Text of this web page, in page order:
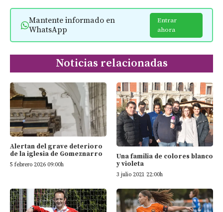
Mantente informado en
WhatsApp
Entrar
ahora
Noticias relacionadas
Alertan del grave deterioro
de la iglesia de Gomeznarro
5 febrero 2026 09:00h
Una familia de colores blanco
y violeta
3 julio 2021 22:00h